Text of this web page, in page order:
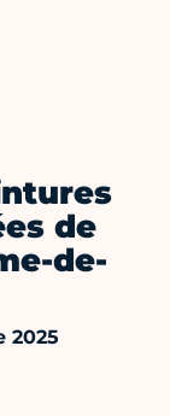
de
de-
2025